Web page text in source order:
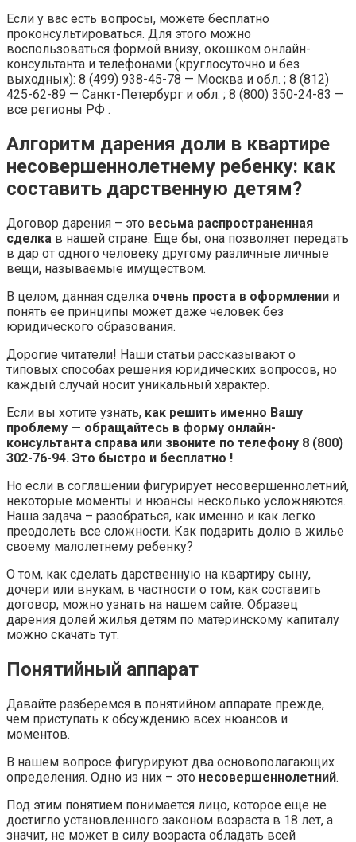
Если у вас есть вопросы, можете бесплатно
проконсультироваться. Для этого можно
воспользоваться формой внизу, окошком онлайн-
консультанта и телефонами (круглосуточно и без
выходных): 8 (499) 938-45-78 — Москва и обл. ; 8 (812)
425-62-89 — Санкт-Петербург и обл. ; 8 (800) 350-24-83 —
все регионы РФ .
Алгоритм дарения доли в квартире
несовершеннолетнему ребенку: как
составить дарственную детям?
Договор дарения – это весьма распространенная
сделка в нашей стране. Еще бы, она позволяет передать
в дар от одного человеку другому различные личные
вещи, называемые имуществом.
В целом, данная сделка очень проста в оформлении и
понять ее принципы может даже человек без
юридического образования.
Дорогие читатели! Наши статьи рассказывают о
типовых способах решения юридических вопросов, но
каждый случай носит уникальный характер.
Если вы хотите узнать, как решить именно Вашу
проблему — обращайтесь в форму онлайн-
консультанта справа или звоните по телефону 8 (800)
302-76-94. Это быстро и бесплатно !
Но если в соглашении фигурирует несовершеннолетний,
некоторые моменты и нюансы несколько усложняются.
Наша задача – разобраться, как именно и как легко
преодолеть все сложности. Как подарить долю в жилье
своему малолетнему ребенку?
О том, как сделать дарственную на квартиру сыну,
дочери или внукам, в частности о том, как составить
договор, можно узнать на нашем сайте. Образец
дарения долей жилья детям по материнскому капиталу
можно скачать тут.
Понятийный аппарат
Давайте разберемся в понятийном аппарате прежде,
чем приступать к обсуждению всех нюансов и
моментов.
В нашем вопросе фигурируют два основополагающих
определения. Одно из них – это несовершеннолетний.
Под этим понятием понимается лицо, которое еще не
достигло установленного законом возраста в 18 лет, а
значит, не может в силу возраста обладать всей